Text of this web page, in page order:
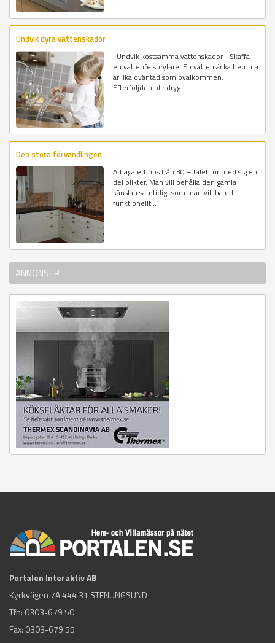
Undvik dyra vattenskador
Undvik kostsamma vattenskador - Skaffa
en vattenfelsbrytare! En vattenläcka hemma
är lika oväntad som ovälkommen.
Efterföljden blir dryg...
Den stora förvandlingen
Att äga ett hus från 30 – talet för med sig en
del plikter. Man vill behålla den gamla
känslan samtidigt som man vill ha ett
funktionellt...
ANNONSER
Portalen Interaktiv AB
Kyrkvägen 7A 444 31 STENUNGSUND
Tfn: 0303-679 50
Fax: 0303-679 55